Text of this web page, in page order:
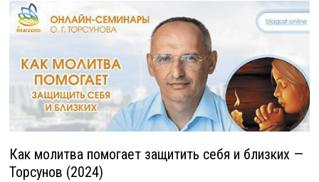
Как молитва помогает защитить себя и близких —
Торсунов (2024)